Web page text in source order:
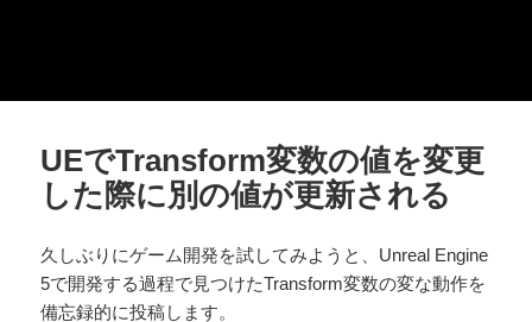
UEでTransform変数の値を変更
した際に別の値が更新される
久しぶりにゲーム開発を試してみようと、Unreal Engine
5で開発する過程で見つけたTransform変数の変な動作を
備忘録的に投稿します。